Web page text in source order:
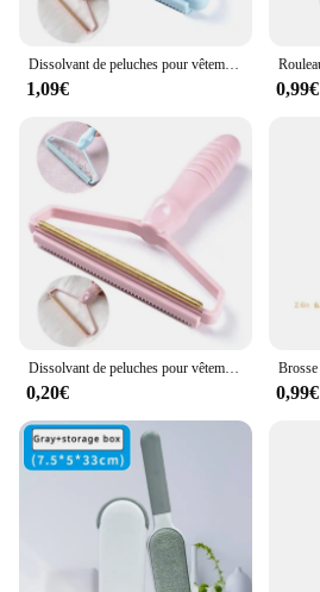
Dissolvant de peluches pour vêtements, grattoir à granulés, poils d'animaux, livres, rouleau, manteau, tapis, laine, rasoir, brosse, outils, élimination des peluches, anti-peluche
1,09€ 0,99€
Dissolvant de peluches pour vêtements, grattoir à granulés, poils d'animaux, livres, rouleau, manteau, tapis, laine, rasoir, brosse, outils, élimination des peluches, anti-peluche
0,20€ 0,99€